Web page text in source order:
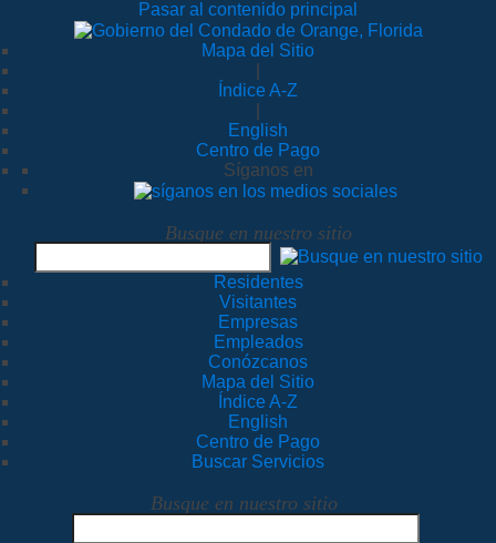
Pasar al contenido principal
Mapa del Sitio
Índice A-Z
English
Centro de Pago
Síganos en
Busque en nuestro sitio
Residentes
Visitantes
Empresas
Empleados
Conózcanos
Mapa del Sitio
Índice A-Z
English
Centro de Pago
Buscar Servicios
Busque en nuestro sitio